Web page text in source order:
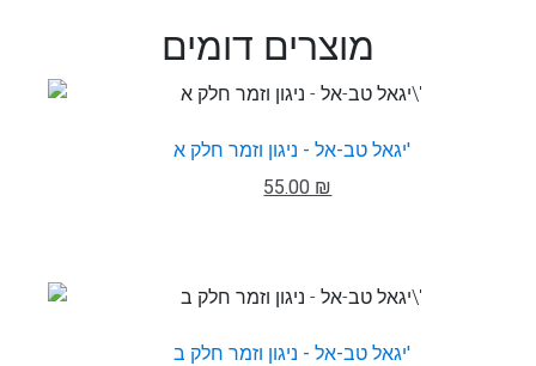
מוצרים דומים
יגאל טב-אל - ניגון וזמר חלק א'
55.00 ₪
יגאל טב-אל - ניגון וזמר חלק ב'